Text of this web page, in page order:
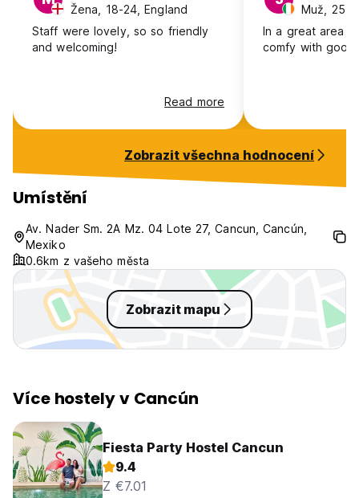
Žena, 18-24, England
Staff were lovely, so so friendly
and welcoming!
Read more
Muž, 25-
In a great area
comfy with good
Zobrazit všechna hodnocení
Umístění
Av. Nader Sm. 2A Mz. 04 Lote 27, Cancun, Cancún,
Mexiko
0.6km z vašeho města
Zobrazit mapu
Více hostely v Cancún
Fiesta Party Hostel Cancun
9.4
Z €7.01